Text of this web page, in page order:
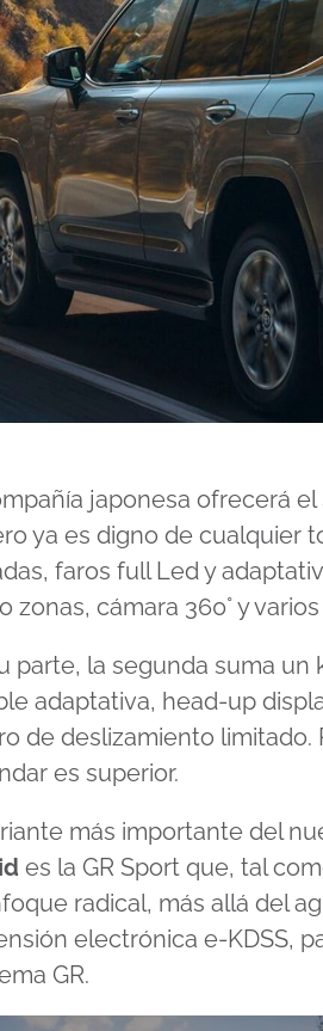
japonesa ofrecerá el
ya es digno de cualquier
faros full Led y
zonas, cámara 360° y
parte, la segunda suma
adaptativa, head-up
de deslizamiento
es superior.
más importante del
es la GR Sport que, tal
radical, más allá del
electrónica e-KDSS,
GR.